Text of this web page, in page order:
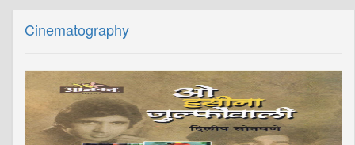
Cinematography